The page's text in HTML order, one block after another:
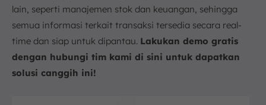
lain, seperti manajemen stok dan keuangan, sehingga
semua informasi terkait transaksi tersedia secara real-
time dan siap untuk dipantau. Lakukan demo gratis
dengan hubungi tim kami di sini untuk dapatkan
solusi canggih ini!